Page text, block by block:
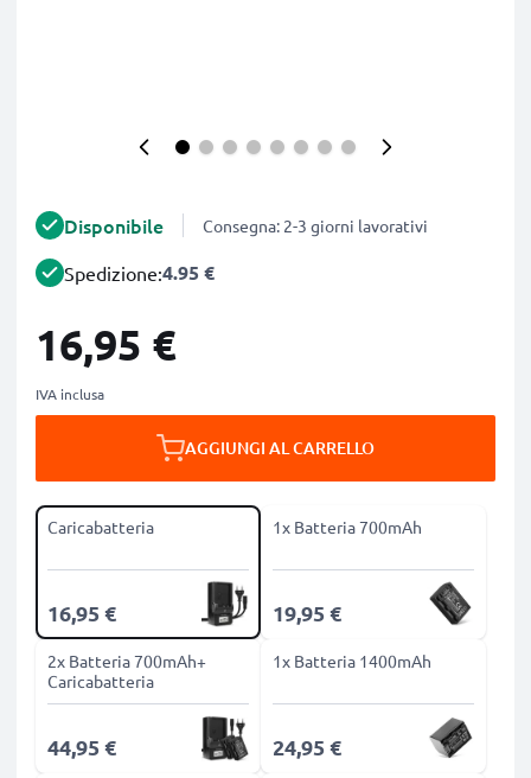
Disponibile Consegna: 2-3 giorni lavorativi
Spedizione:4.95 €
16,95 €
IVA inclusa
AGGIUNGI AL CARRELLO
Caricabatteria
16,95 €
1x Batteria 700mAh
19,95 €
2x Batteria 700mAh+
Caricabatteria
44,95 €
1x Batteria 1400mAh
24,95 €